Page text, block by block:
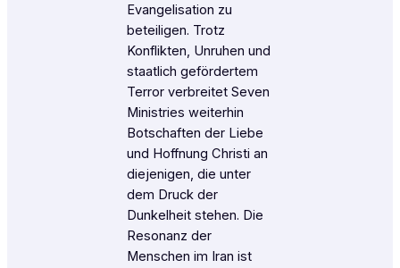
Evangelisation zu
beteiligen. Trotz
Konflikten, Unruhen und
staatlich gefördertem
Terror verbreitet Seven
Ministries weiterhin
Botschaften der Liebe
und Hoffnung Christi an
diejenigen, die unter
dem Druck der
Dunkelheit stehen. Die
Resonanz der
Menschen im Iran ist